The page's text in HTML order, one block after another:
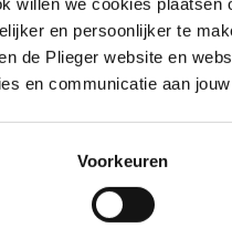
en persoonlijker te
de Plieger website en
en communicatie aan
Voorkeuren